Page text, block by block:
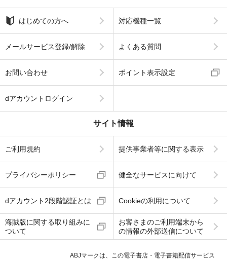
はじめての方へ 対応機種一覧
メールサービス登録/解除 よくある質問
お問い合わせ ポイント表示設定
dアカウントログイン
サイト情報
ご利用規約 提供事業者等に関する表示
プライバシーポリシー 健全なサービスに向けて
dアカウント2段階認証とは Cookieの利用について
海賊版に関する取り組みに
ついて
お客さまのご利用端末から
の情報の外部送信について
ABJマークは、この電子書店・電子書籍配信サービス